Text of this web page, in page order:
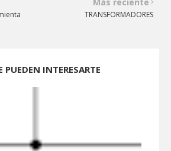
TRANSFORMADORES
PUEDEN INTERESARTE